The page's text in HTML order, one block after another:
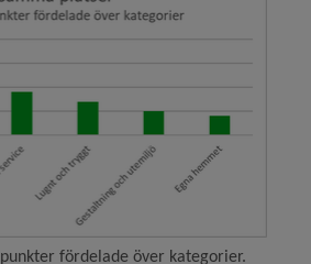
fördelade över kategorier.